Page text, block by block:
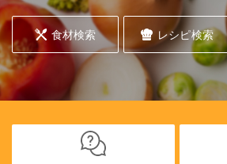
食材検索 レシピ検索